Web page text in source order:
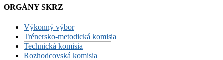
ORGÁNY SKRZ
Výkonný výbor
Trénersko-metodická komisia
Technická komisia
Rozhodcovská komisia